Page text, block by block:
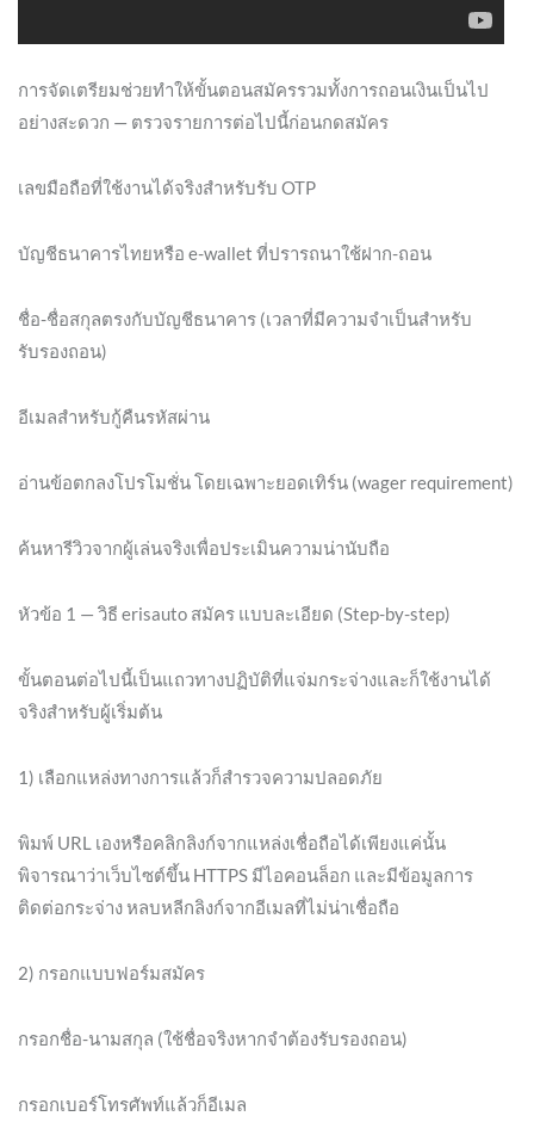
การจัดเตรียมช่วยทำให้ขั้นตอนสมัครรวมทั้งการถอนเงินเป็นไป
อย่างสะดวก — ตรวจรายการต่อไปนี้ก่อนกดสมัคร
เลขมือถือที่ใช้งานได้จริงสำหรับรับ OTP
บัญชีธนาคารไทยหรือ e-wallet ที่ปรารถนาใช้ฝาก-ถอน
ชื่อ-ชื่อสกุลตรงกับบัญชีธนาคาร (เวลาที่มีความจำเป็นสำหรับ
รับรองถอน)
อีเมลสำหรับกู้คืนรหัสผ่าน
อ่านข้อตกลงโปรโมชั่น โดยเฉพาะยอดเทิร์น (wager requirement)
ค้นหารีวิวจากผู้เล่นจริงเพื่อประเมินความน่านับถือ
หัวข้อ 1 — วิธี erisauto สมัคร แบบละเอียด (Step-by-step)
ขั้นตอนต่อไปนี้เป็นแถวทางปฏิบัติที่แจ่มกระจ่างและก็ใช้งานได้
จริงสำหรับผู้เริ่มต้น
1) เลือกแหล่งทางการแล้วก็สำรวจความปลอดภัย
พิมพ์ URL เองหรือคลิกลิงก์จากแหล่งเชื่อถือได้เพียงแค่นั้น
พิจารณาว่าเว็บไซต์ขึ้น HTTPS มีไอคอนล็อก และมีข้อมูลการ
ติดต่อกระจ่าง หลบหลีกลิงก์จากอีเมลที่ไม่น่าเชื่อถือ
2) กรอกแบบฟอร์มสมัคร
กรอกชื่อ-นามสกุล (ใช้ชื่อจริงหากจำต้องรับรองถอน)
กรอกเบอร์โทรศัพท์แล้วก็อีเมล